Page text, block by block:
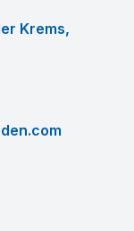
Krems,